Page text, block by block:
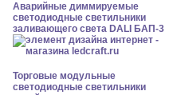
Аварийные диммируемые
светодиодные светильники
заливающего света DALI БАП-3
Торговые модульные
светодиодные светильники